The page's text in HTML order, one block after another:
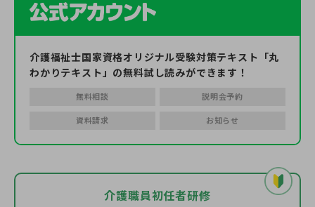
介護福祉士国家資格オリジナル受験対策テキスト「丸
わかりテキスト」の無料試し読みができます！
無料相談 説明会予約
資料請求 お知らせ
介護職員初任者研修